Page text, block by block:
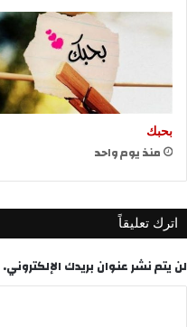
بحبك
منذ يوم واحد
اترك تعليقاً
لن يتم نشر عنوان بريدك الإلكتروني.